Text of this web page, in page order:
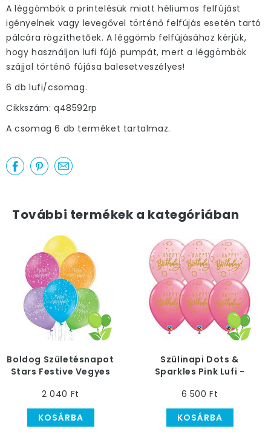
A léggömbök a printelésük miatt héliumos felfújást
igényelnek vagy levegővel történő felfújás esetén tartó
pálcára rögzíthetőek. A léggömb felfújásához kérjük,
hogy használjon lufi fújó pumpát, mert a léggömbök
szájjal történő fújása balesetveszélyes!
6 db lufi/csomag.
Cikkszám: q48592rp
A csomag 6 db terméket tartalmaz.
További termékek a kategóriában
Boldog Születésnapot
Stars Festive Vegyes
2 040 Ft
KOSÁRBA
Szülinapi Dots &
Sparkles Pink Lufi -
6 500 Ft
KOSÁRBA